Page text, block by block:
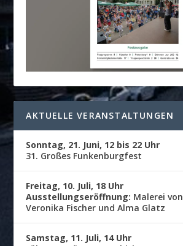
AKTUELLE VERANSTALTUNGEN
Sonntag, 21. Juni, 12 bis 22 Uhr
31. Großes Funkenburgfest
Freitag, 10. Juli, 18 Uhr
Ausstellungseröffnung: Malerei von
Veronika Fischer und Alma Glatz
Samstag, 11. Juli, 14 Uhr